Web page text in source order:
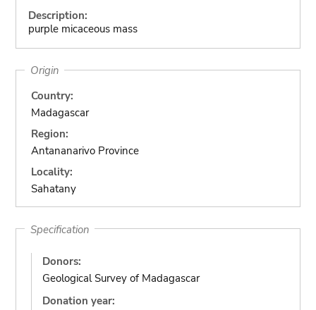
Description:
purple micaceous mass
Origin
Country:
Madagascar
Region:
Antananarivo Province
Locality:
Sahatany
Specification
Donors:
Geological Survey of Madagascar
Donation year: